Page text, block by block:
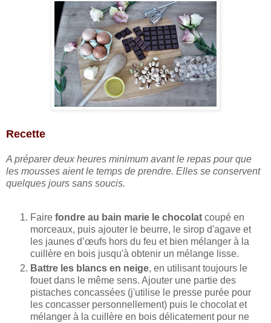
Recette
A préparer deux heures minimum avant le repas pour que
les mousses aient le temps de prendre. Elles se conservent
quelques jours sans soucis.
Faire fondre au bain marie le chocolat coupé en
morceaux, puis ajouter le beurre, le sirop d'agave et
les jaunes d’œufs hors du feu et bien mélanger à la
cuillère en bois jusqu'à obtenir un mélange lisse.
Battre les blancs en neige, en utilisant toujours le
fouet dans le même sens. Ajouter une partie des
pistaches concassées (j'utilise le presse purée pour
les concasser personnellement) puis le chocolat et
mélanger à la cuillère en bois délicatement pour ne